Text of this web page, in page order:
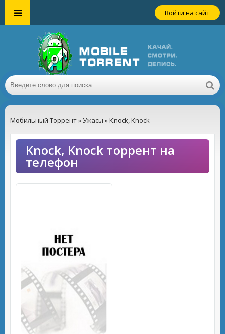
Войти на сайт
Мобильный Торрент»Ужасы » Knock, Knock
Knock, Knock торрент на
телефон